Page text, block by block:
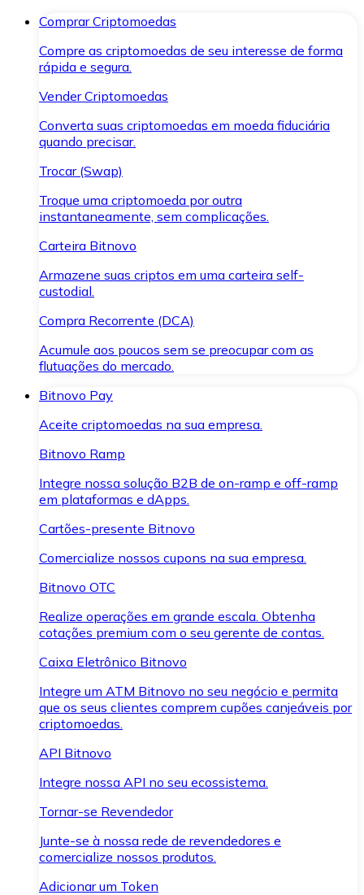
Comprar Criptomoedas
Compre as criptomoedas de seu interesse de forma
rápida e segura.
Vender Criptomoedas
Converta suas criptomoedas em moeda fiduciária
quando precisar.
Trocar (Swap)
Troque uma criptomoeda por outra
instantaneamente, sem complicações.
Carteira Bitnovo
Armazene suas criptos em uma carteira self-
custodial.
Compra Recorrente (DCA)
Acumule aos poucos sem se preocupar com as
flutuações do mercado.
Bitnovo Pay
Aceite criptomoedas na sua empresa.
Bitnovo Ramp
Integre nossa solução B2B de on-ramp e off-ramp
em plataformas e dApps.
Cartões-presente Bitnovo
Comercialize nossos cupons na sua empresa.
Bitnovo OTC
Realize operações em grande escala. Obtenha
cotações premium com o seu gerente de contas.
Caixa Eletrônico Bitnovo
Integre um ATM Bitnovo no seu negócio e permita
que os seus clientes comprem cupões canjeáveis por
criptomoedas.
API Bitnovo
Integre nossa API no seu ecossistema.
Tornar-se Revendedor
Junte-se à nossa rede de revendedores e
comercialize nossos produtos.
Adicionar um Token